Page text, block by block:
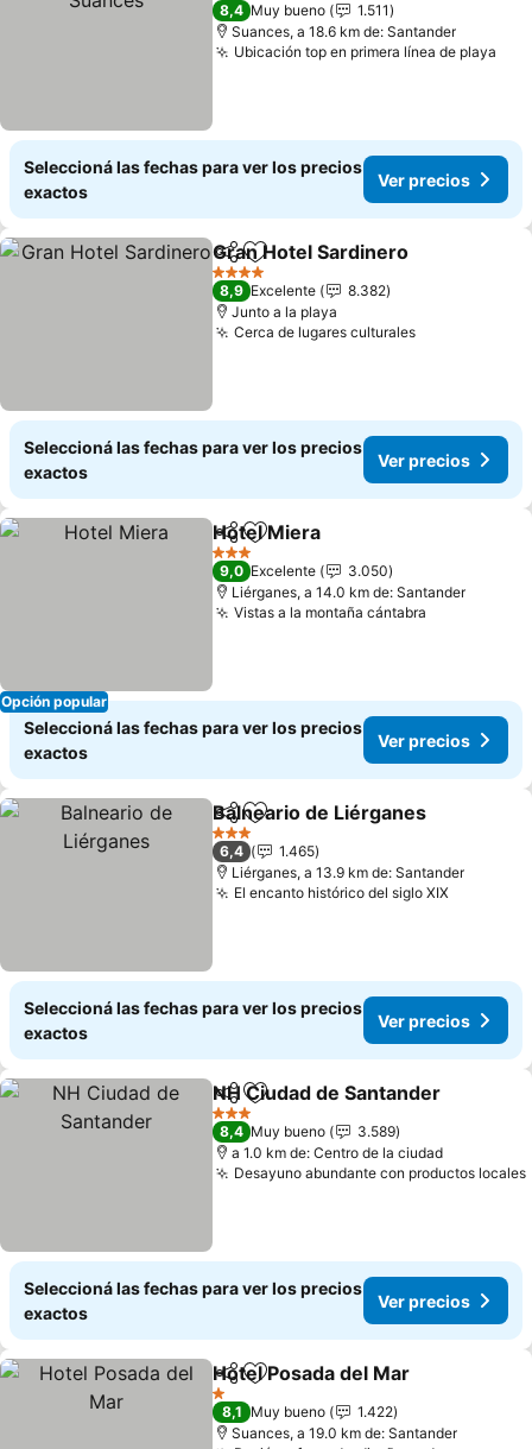
8,4 Muy bueno
1.511
Suances, a 18.6 km de: Santander
Ubicación top en primera línea de playa
Seleccioná las fechas para ver los precios
exactos
Ver precios
CompartirAñadir a favoritos
Gran Hotel Sardinero
4 Estrellas
8,9 Excelente
8.382
Junto a la playa
Cerca de lugares culturalesVer precios
Seleccioná las fechas para ver los precios
exactos
Ver precios
Opción popular
CompartirAñadir a favoritos
Hotel Miera
3 Estrellas
9,0 Excelente
3.050
Liérganes, a 14.0 km de: Santander
Vistas a la montaña cántabra
Seleccioná las fechas para ver los precios
exactos
Ver precios
CompartirAñadir a favoritos
Balneario de Liérganes
3 Estrellas
6,4
1.465
Liérganes, a 13.9 km de: Santander
El encanto histórico del siglo XIXVer
Seleccioná las fechas para ver los precios
exactos
Ver precios
CompartirAñadir a favoritos
NH Ciudad de Santander
3 Estrellas
8,4 Muy bueno
3.589
a 1.0 km de: Centro de la ciudad
Desayuno abundante con productos locales
Seleccioná las fechas para ver los precios
exactos
Ver precios
CompartirAñadir a favoritos
Hotel Posada del Mar
1 Estrellas
8,1 Muy bueno
1.422
Suances, a 19.0 km de: Santander